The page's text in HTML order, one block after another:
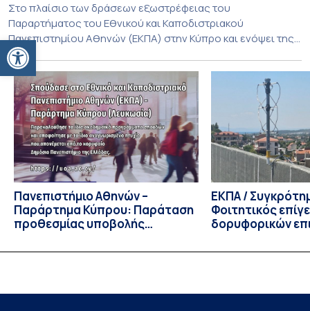
Ανοίξτε τη γραμμή εργαλείων
Στο πλαίσιο των δράσεων εξωστρέφειας του
Παραρτήματος του Εθνικού και Καποδιστριακού
Πανεπιστημίου Αθηνών (ΕΚΠΑ) στην Κύπρο και ενόψει της
έναρξης των προπτυχιακών προγραμμάτων σπουδών του
Τμήματος Οικονομικών Επιστημών και του Τμήματος
Διοίκησης Επιχειρήσεων και Οργανισμών τον Σεπτέμβριο
του 2026, ο Κοσμήτορας της Σχολής Οικονομικών και
Πολιτικών Επιστημών, Καθηγητής Νικόλαος Ηρειώτης, και ο
Πρόεδρος του Τμήματος […]
Πανεπιστήμιο Αθηνών –
Παράρτημα Κύπρου: Παράταση
προθεσμίας υποβολής
υποψηφίων
ΕΚΠΑ /
Φοιτητικός
δορυφορικών